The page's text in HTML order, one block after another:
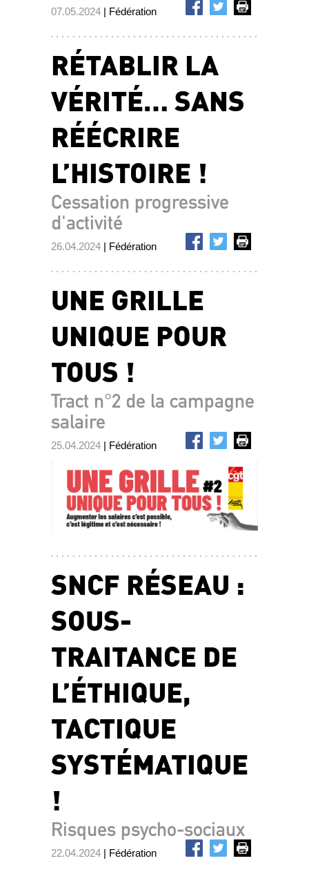
07.05.2024 | Fédération
RÉTABLIR LA
VÉRITÉ… SANS
RÉÉCRIRE
L’HISTOIRE !
Cessation progressive
d'activité
26.04.2024 | Fédération
UNE GRILLE
UNIQUE POUR
TOUS !
Tract n°2 de la campagne
salaire
25.04.2024 | Fédération
SNCF RÉSEAU :
SOUS-
TRAITANCE DE
L’ÉTHIQUE,
TACTIQUE
SYSTÉMATIQUE
!
Risques psycho-sociaux
22.04.2024 | Fédération